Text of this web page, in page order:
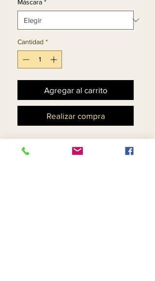
Máscara *
Cantidad *
Agregar al carrito
Realizar compra
Conjunto de vestido con